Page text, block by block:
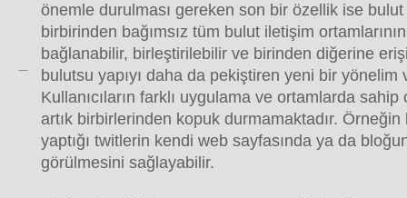
önemle durulması gereken son bir özellik ise
birbirinden bağımsız tüm bulut iletişim
bağlanabilir, birleştirilebilir ve birinden diğerine
bulutsu yapıyı daha da pekiştiren yeni bir yönelim
Kullanıcıların farklı uygulama ve ortamlarda sahip
artık birbirlerinden kopuk durmamaktadır. Örneğin
yaptığı twitlerin kendi web sayfasında ya da
görülmesini sağlayabilir.